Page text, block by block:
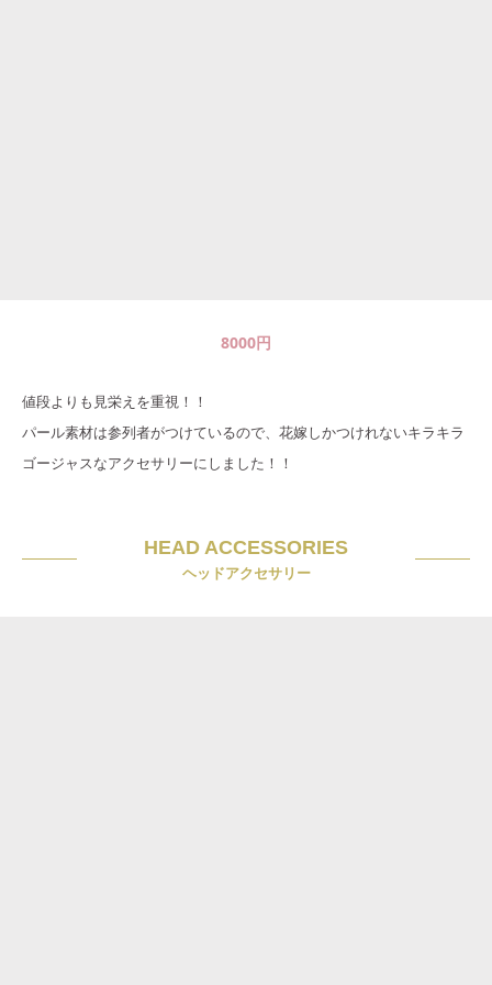
8000円
値段よりも見栄えを重視！！
パール素材は参列者がつけているので、花嫁しかつけれないキラキラ
ゴージャスなアクセサリーにしました！！
HEAD ACCESSORIES
ヘッドアクセサリー